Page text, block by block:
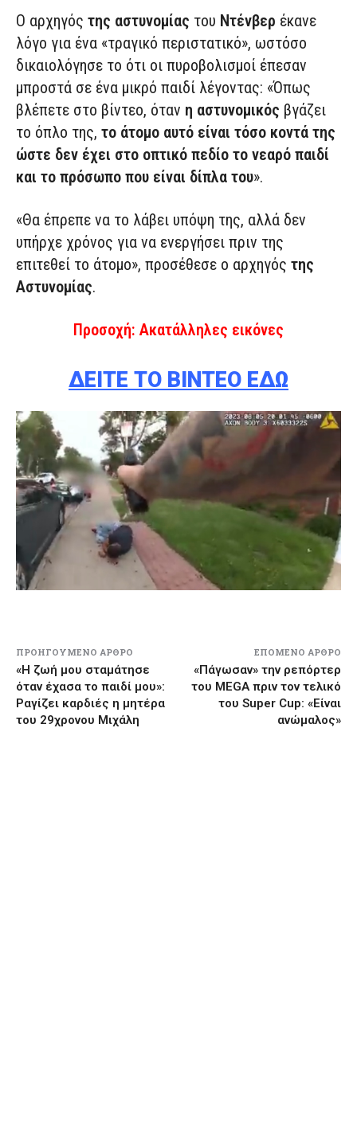
Ο αρχηγός της αστυνομίας του Ντένβερ έκανε
λόγο για ένα «τραγικό περιστατικό», ωστόσο
δικαιολόγησε το ότι οι πυροβολισμοί έπεσαν
μπροστά σε ένα μικρό παιδί λέγοντας: «Όπως
βλέπετε στο βίντεο, όταν η αστυνομικός βγάζει
το όπλο της, το άτομο αυτό είναι τόσο κοντά της
ώστε δεν έχει στο οπτικό πεδίο το νεαρό παιδί
και το πρόσωπο που είναι δίπλα του».
«Θα έπρεπε να το λάβει υπόψη της, αλλά δεν
υπήρχε χρόνος για να ενεργήσει πριν της
επιτεθεί το άτομο», προσέθεσε ο αρχηγός της
Αστυνομίας.
Προσοχή: Ακατάλληλες εικόνες
ΔΕΙΤΕ ΤΟ ΒΙΝΤΕΟ ΕΔΩ
ΠΡΟΗΓΟΎΜΕΝΟ ΆΡΘΡΟ
«Η ζωή μου σταμάτησε
όταν έχασα το παιδί μου»:
Ραγίζει καρδιές η μητέρα
του 29χρονου Μιχάλη
ΕΠΌΜΕΝΟ ΆΡΘΡΟ
«Πάγωσαν» την ρεπόρτερ
του MEGA πριν τον τελικό
του Super Cup: «Είναι
ανώμαλος»